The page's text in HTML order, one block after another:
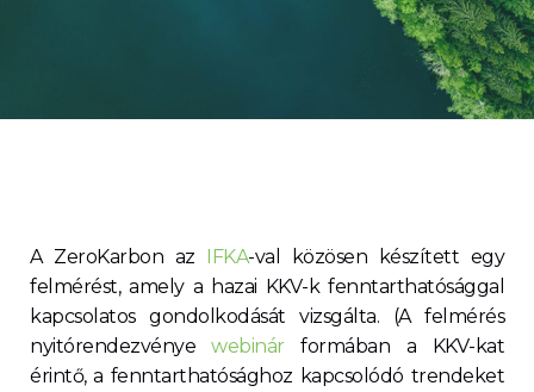
A ZeroKarbon az IFKA-val közösen készített egy
felmérést, amely a hazai KKV-k fenntarthatósággal
kapcsolatos gondolkodását vizsgálta. (A felmérés
nyitórendezvényewebinár formában a KKV-kat
érintő, a fenntarthatósághoz kapcsolódó trendeket